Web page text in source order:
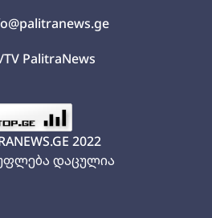
/TV PalitraNews
2022
დაცულია